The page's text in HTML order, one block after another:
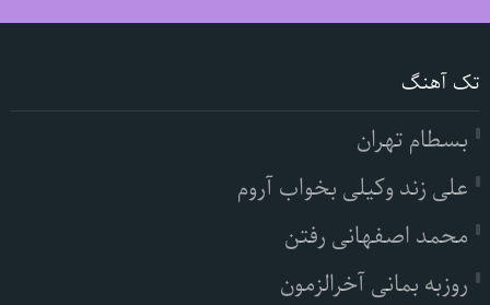
تک آهنگ
بسطام تهران
علی زند وکیلی بخواب آروم
محمد اصفهانی رفتن
روزبه بمانی آخرالزمون